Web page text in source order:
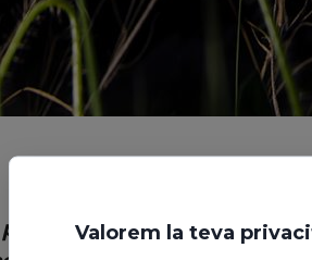
conservar o per
Valorem la teva